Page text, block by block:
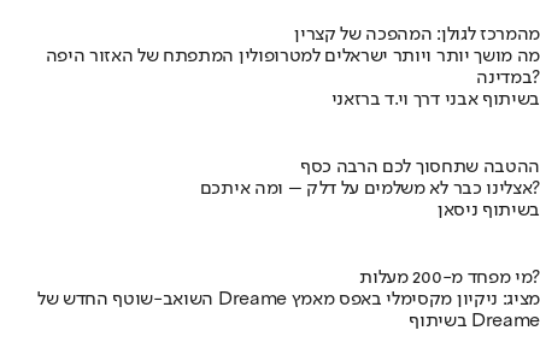
מהמרכז לגולן: המהפכה של קצרין
מה מושך יותר ויותר ישראלים למטרופולין המתפתח של האזור היפה
במדינה?
בשיתוף אבני דרך וי.ד ברזאני
ההטבה שתחסוך לכם הרבה כסף
אצלינו כבר לא משלמים על דלק – ומה איתכם?
בשיתוף ניסאן
מי מפחד מ-200 מעלות?
השואב-שוטף החדש של Dreame מציג: ניקיון מקסימלי באפס מאמץ
בשיתוף Dreame